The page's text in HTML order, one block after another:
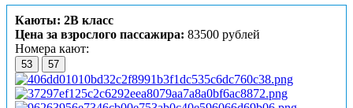
Каюты: 2В класс
Цена за взрослого пассажира: 83500 рублей
Номера кают:
53 57